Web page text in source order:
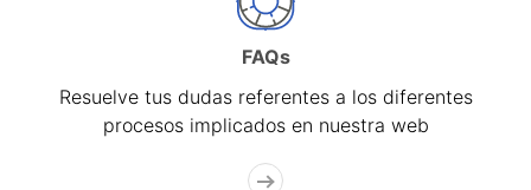
FAQs
Resuelve tus dudas referentes a los diferentes
procesos implicados en nuestra web